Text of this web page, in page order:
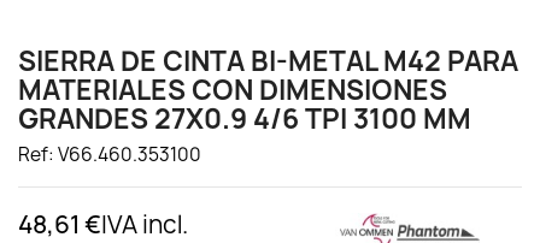
SIERRA DE CINTA BI-METAL M42 PARA
MATERIALES CON DIMENSIONES
GRANDES 27X0.9 4/6 TPI 3100 MM
Ref: V66.460.353100
48,61 €IVA incl.